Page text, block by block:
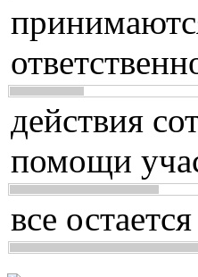
действия
помощи
все